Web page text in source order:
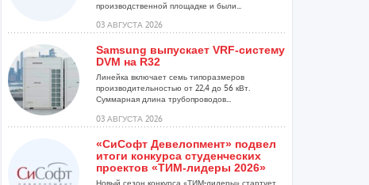
производственной площадке и были...
03 АВГУСТА 2026
Samsung выпускает VRF-систему
DVM на R32
Линейка включает семь типоразмеров
производительностью от 22,4 до 56 кВт.
Суммарная длина трубопроводов...
03 АВГУСТА 2026
«СиСофт Девелопмент» подвел
итоги конкурса студенческих
проектов «ТИМ-лидеры 2026»
Новый сезон конкурса «ТИМ-лидеры» стартует